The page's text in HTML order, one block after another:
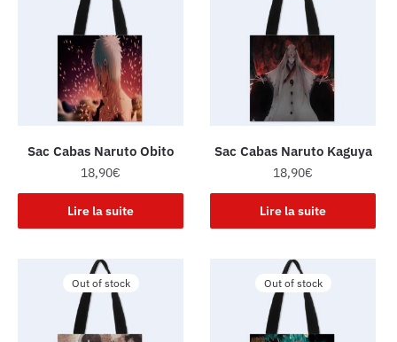
Sac Cabas Naruto Obito
18,90€
Lire la suite
Sac Cabas Naruto Kaguya
18,90€
Lire la suite
Out of stock Out of stock